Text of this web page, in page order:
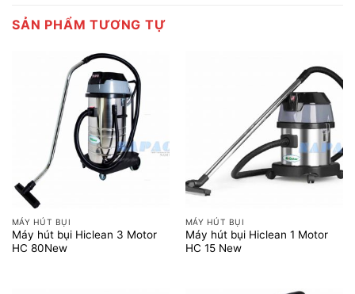
SẢN PHẨM TƯƠNG TỰ
MÁY HÚT BỤI
Máy hút bụi Hiclean 3 Motor
HC 80New
MÁY HÚT BỤI
Máy hút bụi Hiclean 1 Motor
HC 15 New